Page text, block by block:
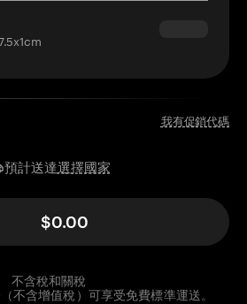
我有促銷代碼
預計送達選擇國家
$0.00
不含稅和關稅
不含增值稅）可享受免費標準運送。